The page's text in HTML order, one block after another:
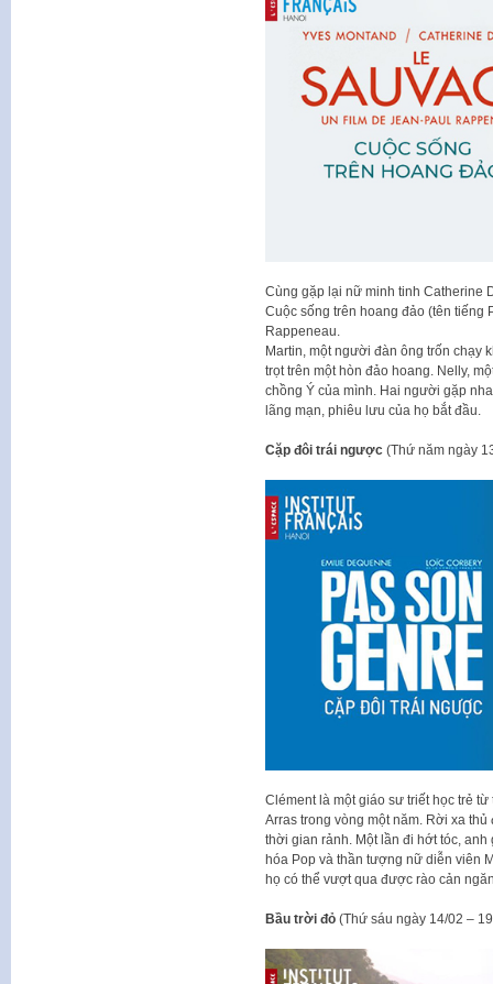
Cùng gặp lại nữ minh tinh Catherine
Cuộc sống trên hoang đảo (tên tiếng
Rappeneau.
Martin, một người đàn ông trốn chạy
trọt trên một hòn đảo hoang. Nelly,
chồng Ý của mình. Hai người gặp
lãng mạn, phiêu lưu của họ bắt đầu.
Cặp đôi trái ngược(Thứ năm ngày
Clément là một giáo sư triết học trẻ
Arras trong vòng một năm. Rời xa
thời gian rảnh. Một lần đi hớt tóc,
hóa Pop và thần tượng nữ diễn viên
họ có thể vượt qua được rào cản
Bầu trời đỏ(Thứ sáu ngày 14/02 –